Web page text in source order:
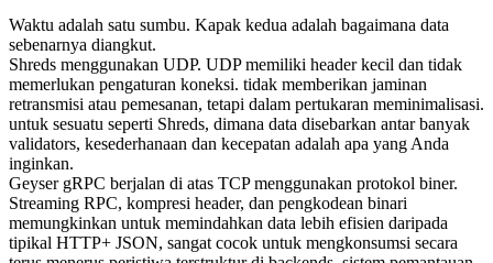
Waktu adalah satu sumbu. Kapak kedua adalah bagaimana data
sebenarnya diangkut.
Shreds menggunakan UDP. UDP memiliki header kecil dan tidak
memerlukan pengaturan koneksi. tidak memberikan jaminan
retransmisi atau pemesanan, tetapi dalam pertukaran meminimalisasi.
untuk sesuatu seperti Shreds, dimana data disebarkan antar banyak
validators, kesederhanaan dan kecepatan adalah apa yang Anda
inginkan.
Geyser gRPC berjalan di atas TCP menggunakan protokol biner.
Streaming RPC, kompresi header, dan pengkodean binari
memungkinkan untuk memindahkan data lebih efisien daripada
tipikal HTTP+ JSON, sangat cocok untuk mengkonsumsi secara